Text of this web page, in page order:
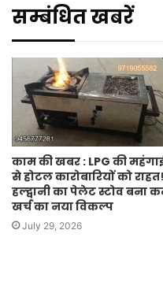
सम्बंधित खबरें
काम की खबर : LPG की
से होटल कारोबारियों को राहत!
हल्द्वानी का पेलेट स्टोव बना
खर्च का नया विकल्प
July 29, 2026